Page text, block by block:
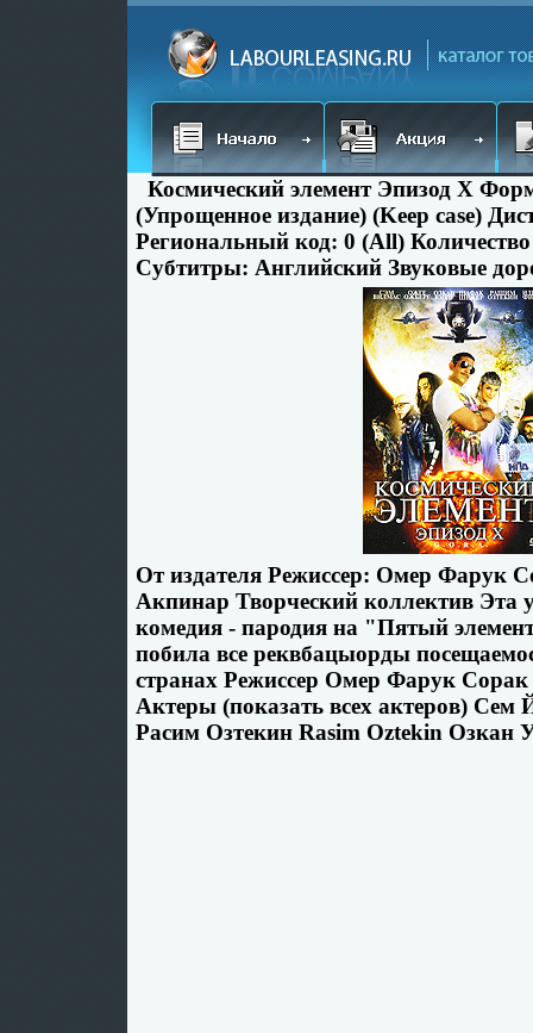
Космический элемент Эпизод X
(Упрощенное издание) (Keep case)
Региональный код: 0 (All)
Субтитры: Английский Звуковые
От издателя Режиссер: Омер Фарук
Акпинар Творческий коллектив Эта
комедия - пародия на "Пятый
побила все реквбацыорды
странах Режиссер Омер Фарук
Актеры (показать всех актеров) Сем
Расим Озтекин Rasim Oztekin Озкан